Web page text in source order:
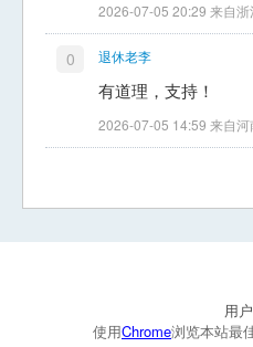
2026-07-05 20:29 来自浙
0 退休老李
有道理，支持！
2026-07-05 14:59 来自河
用
使用Chrome浏览本站最